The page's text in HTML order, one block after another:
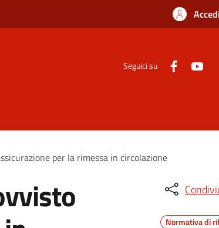
Seguici su
per la rimessa in circolazione
Normativa di